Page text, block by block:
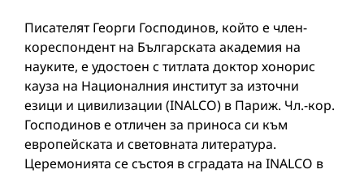
Писателят Георги Господинов, който е член-
кореспондент на Българската академия на
науките, е удостоен с титлата доктор хонорис
кауза на Националния институт за източни
езици и цивилизации (INALCO) в Париж. Чл.-кор.
Господинов е отличен за приноса си към
европейската и световната литература.
Церемонията се състоя в сградата на INALCO в